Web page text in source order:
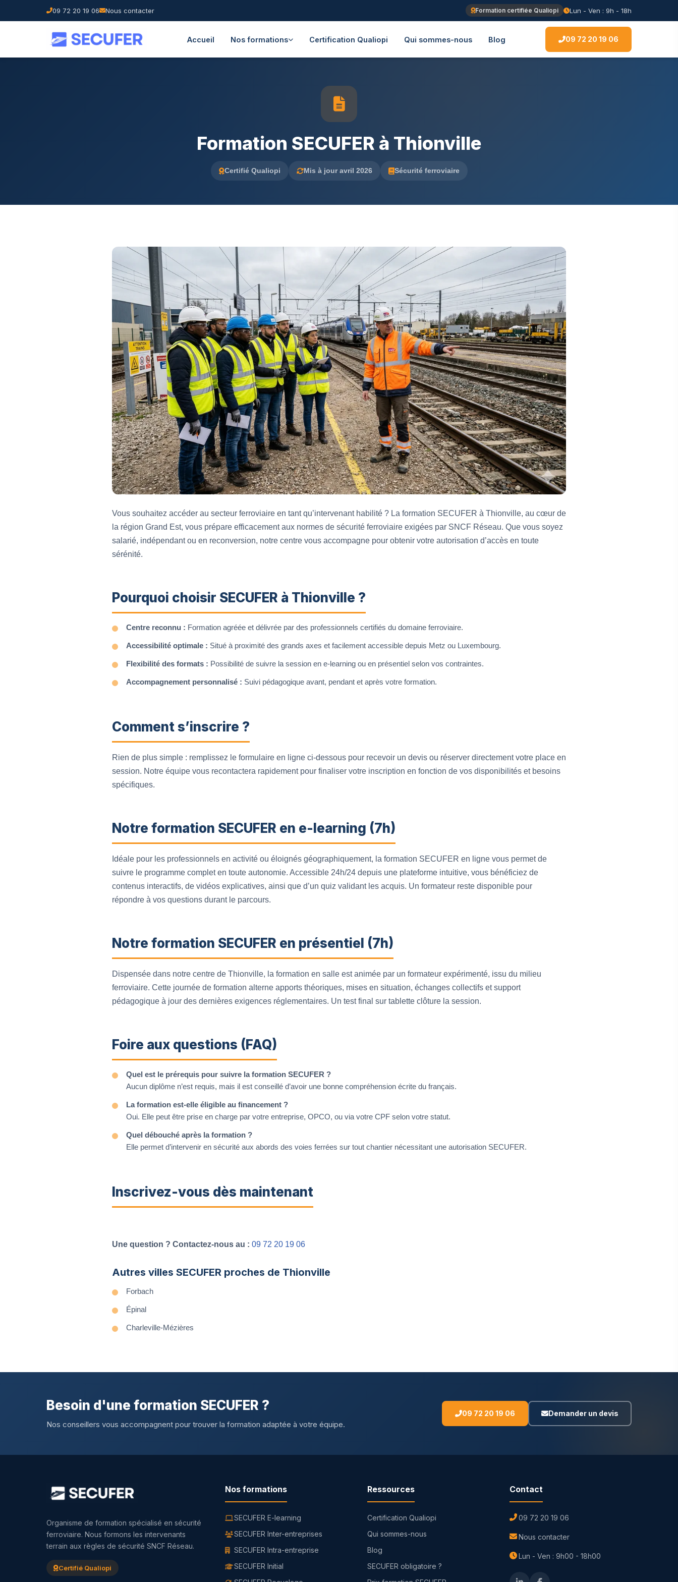
09 72 20 19 06 Nous contacter Formation certifiée Qualiopi Lun - Ven : 9h - 18h
Accueil Nos formations Certification Qualiopi Qui sommes-nous Blog 09 72 20 19 06
Formation SECUFER à Thionville
Certifié Qualiopi Mis à jour avril 2026 Sécurité ferroviaire
Vous souhaitez accéder au secteur ferroviaire en tant qu’intervenant habilité ? La formation SECUFER à Thionville, au cœur de
la région Grand Est, vous prépare efficacement aux normes de sécurité ferroviaire exigées par SNCF Réseau. Que vous soyez
salarié, indépendant ou en reconversion, notre centre vous accompagne pour obtenir votre autorisation d’accès en toute
sérénité.
Pourquoi choisir SECUFER à Thionville ?
Centre reconnu : Formation agréée et délivrée par des professionnels certifiés du domaine ferroviaire.
Accessibilité optimale : Situé à proximité des grands axes et facilement accessible depuis Metz ou Luxembourg.
Flexibilité des formats : Possibilité de suivre la session en e-learning ou en présentiel selon vos contraintes.
Accompagnement personnalisé : Suivi pédagogique avant, pendant et après votre formation.
Comment s’inscrire ?
Rien de plus simple : remplissez le formulaire en ligne ci-dessous pour recevoir un devis ou réserver directement votre place en
session. Notre équipe vous recontactera rapidement pour finaliser votre inscription en fonction de vos disponibilités et besoins
spécifiques.
Notre formation SECUFER en e-learning (7h)
Idéale pour les professionnels en activité ou éloignés géographiquement, la formation SECUFER en ligne vous permet de
suivre le programme complet en toute autonomie. Accessible 24h/24 depuis une plateforme intuitive, vous bénéficiez de
contenus interactifs, de vidéos explicatives, ainsi que d’un quiz validant les acquis. Un formateur reste disponible pour
répondre à vos questions durant le parcours.
Notre formation SECUFER en présentiel (7h)
Dispensée dans notre centre de Thionville, la formation en salle est animée par un formateur expérimenté, issu du milieu
ferroviaire. Cette journée de formation alterne apports théoriques, mises en situation, échanges collectifs et support
pédagogique à jour des dernières exigences réglementaires. Un test final sur tablette clôture la session.
Foire aux questions (FAQ)
Quel est le prérequis pour suivre la formation SECUFER ?
Aucun diplôme n’est requis, mais il est conseillé d’avoir une bonne compréhension écrite du français.
La formation est-elle éligible au financement ?
Oui. Elle peut être prise en charge par votre entreprise, OPCO, ou via votre CPF selon votre statut.
Quel débouché après la formation ?
Elle permet d’intervenir en sécurité aux abords des voies ferrées sur tout chantier nécessitant une autorisation SECUFER.
Inscrivez-vous dès maintenant
Une question ? Contactez-nous au : 09 72 20 19 06
Autres villes SECUFER proches de Thionville
Forbach
Épinal
Charleville-Mézières
Besoin d'une formation SECUFER ?
Nos conseillers vous accompagnent pour trouver la formation adaptée à votre équipe.
09 72 20 19 06 Demander un devis
Organisme de formation spécialisé en sécurité
ferroviaire. Nous formons les intervenants
terrain aux règles de sécurité SNCF Réseau.
Certifié Qualiopi
Nos formations
SECUFER E-learning
SECUFER Inter-entreprises
SECUFER Intra-entreprise
SECUFER Initial
Ressources
Certification Qualiopi
Qui sommes-nous
Blog
SECUFER obligatoire ?
Contact
09 72 20 19 06
Nous contacter
Lun - Ven : 9h00 - 18h00